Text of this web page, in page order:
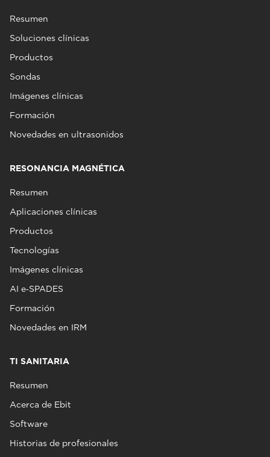
Resumen
Soluciones clínicas
Productos
Sondas
Imágenes clínicas
Formación
Novedades en ultrasonidos
RESONANCIA MAGNÉTICA
Resumen
Aplicaciones clínicas
Productos
Tecnologías
Imágenes clínicas
AI e‑SPADES
Formación
Novedades en IRM
TI SANITARIA
Resumen
Acerca de Ebit
Software
Historias de profesionales